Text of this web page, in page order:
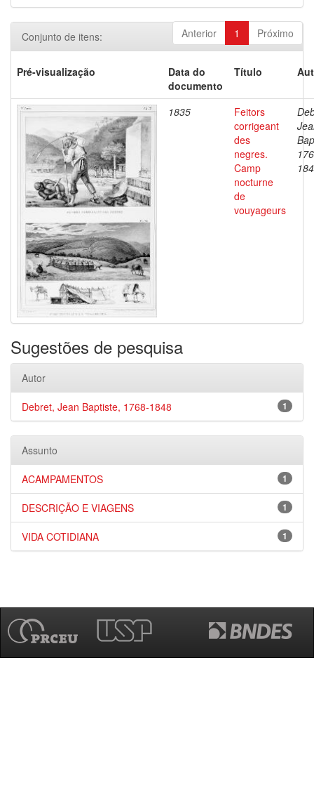
Anterior 1 Próximo
Conjunto de itens:
Pré-visualização
Data do
documento
Título
1835
Feitors
corrigeant
des
negres.
Camp
nocturne
de
vouyageurs
Sugestões de pesquisa
Autor
1
Debret, Jean Baptiste, 1768-1848
Assunto
1
ACAMPAMENTOS
1
DESCRIÇÃO E VIAGENS
1
VIDA COTIDIANA